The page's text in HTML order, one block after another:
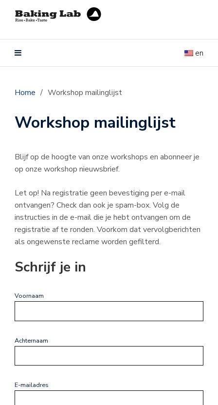
en
Home / Workshop mailinglijst
Workshop mailinglijst
Blijf op de hoogte van onze workshops en abonneer je
op onze workshop nieuwsbrief.
Let op! Na registratie geen bevestiging per e-mail
ontvangen? Check dan ook je spam-box. Volg de
instructies in de e-mail die je hebt ontvangen om de
registratie af te ronden. Voorkom dat vervolgberichten
als ongewenste reclame worden gefilterd.
Schrijf je in
Voornaam
Achternaam
E-mailadres